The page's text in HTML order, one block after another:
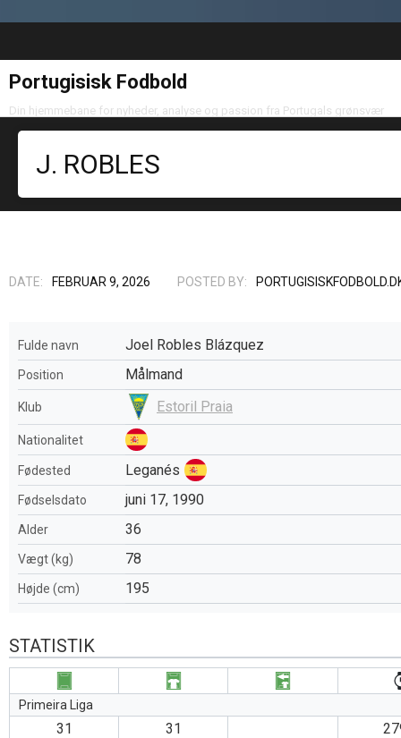
Portugisisk Fodbold
Din hjemmebane for nyheder, analyse og passion fra Portugals grønsvær
J. ROBLES
DATE: FEBRUAR 9, 2026 POSTED BY:
Fulde navn Joel Robles Blázquez
Position Målmand
Klub Estoril Praia
Nationalitet
Fødested Leganés
Fødselsdato juni 17, 1990
Alder 36
Vægt (kg) 78
Højde (cm) 195
STATISTIK
Primeira Liga
31 31